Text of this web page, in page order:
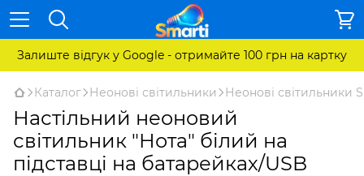
Залиште відгук у Google - отримайте 100 грн на картку
Каталог Неонові світильники Неонові світильники
Настільний неоновий
світильник "Нота" білий на
підставці на батарейках/USB